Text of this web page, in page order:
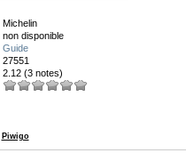
Michelin
non disponible
Guide
27551
2.12 (3 notes)
Piwigo